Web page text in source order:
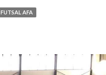
FUTSAL AFA